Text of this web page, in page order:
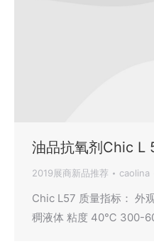
油品抗氧剂Chic L
2019展商新品推荐 caolina
Chic L57 质量指标： 外
稠液体 粘度 40℃ 300-